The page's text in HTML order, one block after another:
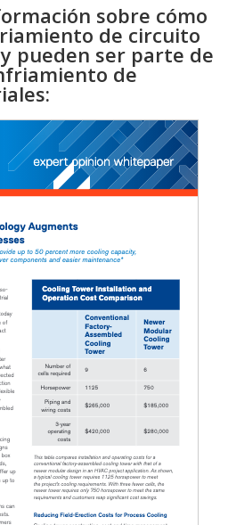
sobre cómo
de circuito
pueden ser parte de
de